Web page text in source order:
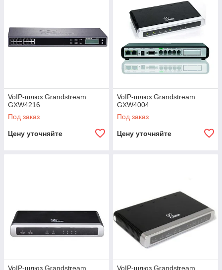
VoIP-шлюз Grandstream
GXW4216
Под заказ
Цену уточняйте
VoIP-шлюз Grandstream
GXW4004
Под заказ
Цену уточняйте
VoIP-шлюз Grandstream VoIP-шлюз Grandstream